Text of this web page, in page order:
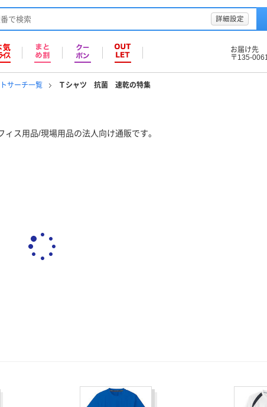
詳細設定
お届け先
〒135-
サーチ一覧 Ｔシャツ 抗菌 速乾の特集
ス用品/現場用品の法人向け通販です。